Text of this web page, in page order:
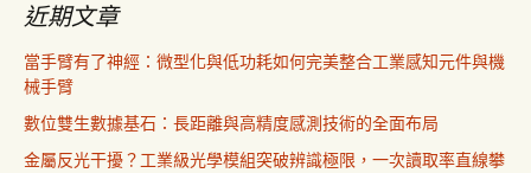
近期文章
當手臂有了神經：微型化與低功耗如何完美整合工業感知元件與機
械手臂
數位雙生數據基石：長距離與高精度感測技術的全面布局
金屬反光干擾？工業級光學模組突破辨識極限，一次讀取率直線攀